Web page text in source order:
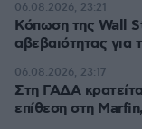
Κόπωση της Wall
αβεβαιότητας για
06.08.2026, 23:21
Στη ΓΑΔΑ
επίθεση στη
06.08.2026, 23:17